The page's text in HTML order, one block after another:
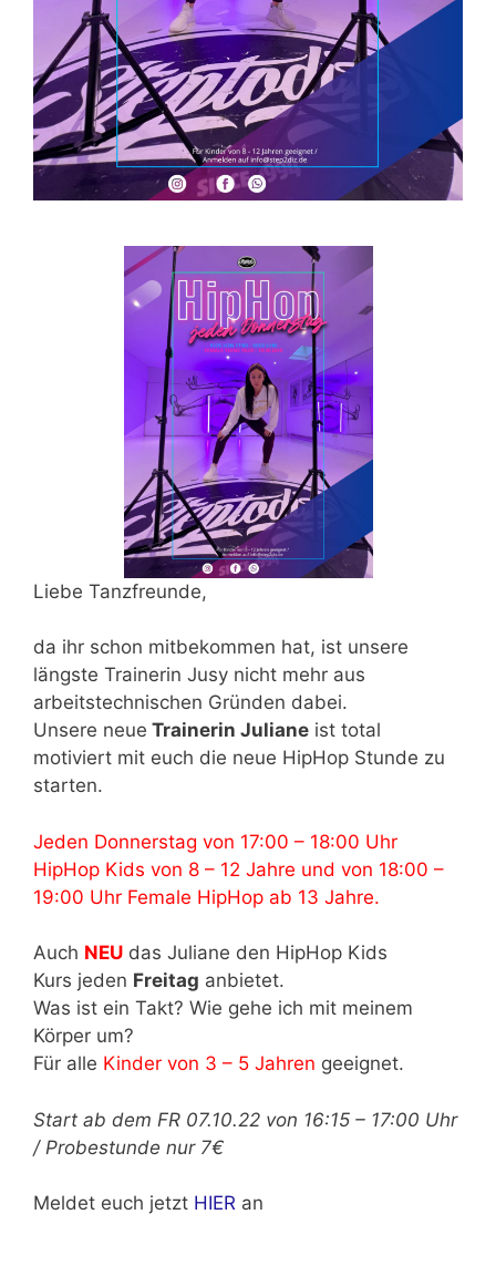
Liebe Tanzfreunde,
da ihr schon mitbekommen hat, ist unsere
längste Trainerin Jusy nicht mehr aus
arbeitstechnischen Gründen dabei.
Unsere neue Trainerin Juliane ist total
motiviert mit euch die neue HipHop Stunde zu
starten.
Jeden Donnerstag von 17:00 – 18:00 Uhr
HipHop Kids von 8 – 12 Jahre und von 18:00 –
19:00 Uhr Female HipHop ab 13 Jahre.
Auch NEU das Juliane den HipHop Kids
Kurs jeden Freitag anbietet.
Was ist ein Takt? Wie gehe ich mit meinem
Körper um?
Für alle Kinder von 3 – 5 Jahren geeignet.
Start ab dem FR 07.10.22 von 16:15 – 17:00 Uhr
/ Probestunde nur 7€
Meldet euch jetzt HIER an